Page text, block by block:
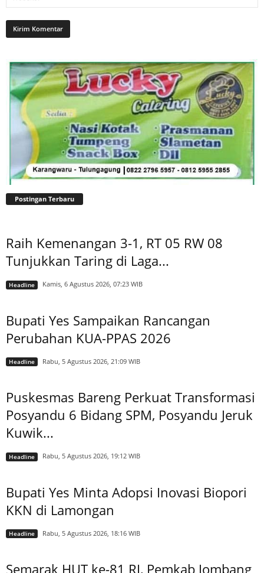
Postingan Terbaru
Raih Kemenangan 3-1, RT 05 RW 08
Tunjukkan Taring di Laga...
Headline Kamis, 6 Agustus 2026, 07:23 WIB
Bupati Yes Sampaikan Rancangan
Perubahan KUA-PPAS 2026
Headline Rabu, 5 Agustus 2026, 21:09 WIB
Puskesmas Bareng Perkuat Transformasi
Posyandu 6 Bidang SPM, Posyandu Jeruk
Kuwik...
Headline Rabu, 5 Agustus 2026, 19:12 WIB
Bupati Yes Minta Adopsi Inovasi Biopori
KKN di Lamongan
Headline Rabu, 5 Agustus 2026, 18:16 WIB
Semarak HUT ke-81 RI, Pemkab Jombang